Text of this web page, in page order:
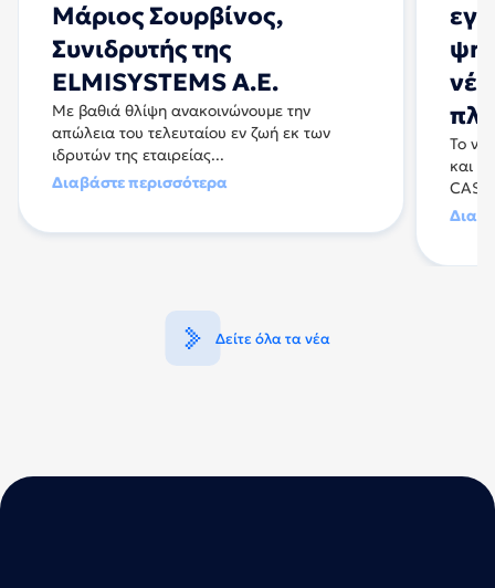
Δείτε όλα τα νέα
Μάριος Σουρβίνος,
Συνιδρυτής της
ELMISYSTEMS A.E.
Με βαθιά θλίψη ανακοινώνουμε την
απώλεια του τελευταίου εν ζωή εκ των
ιδρυτών της εταιρείας...
Διαβάστε περισσότερα
To
και η